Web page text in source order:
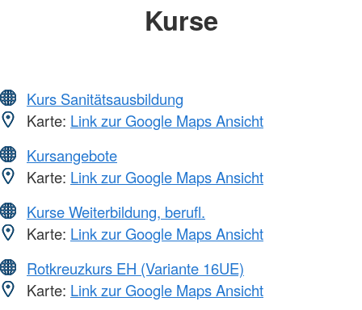
Kurse
Kurs Sanitätsausbildung
Karte: Link zur Google Maps Ansicht
Kursangebote
Karte: Link zur Google Maps Ansicht
Kurse Weiterbildung, berufl.
Karte: Link zur Google Maps Ansicht
Rotkreuzkurs EH (Variante 16UE)
Karte: Link zur Google Maps Ansicht